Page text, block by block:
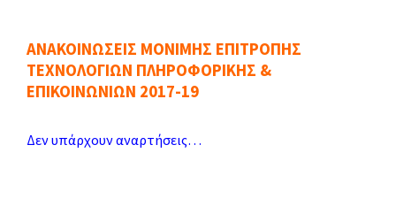
ΑΝΑΚΟΙΝΩΣΕΙΣ ΜΟΝΙΜΗΣ ΕΠΙΤΡΟΠΗΣ
ΤΕΧΝΟΛΟΓΙΩΝ ΠΛΗΡΟΦΟΡΙΚΗΣ &
ΕΠΙΚΟΙΝΩΝΙΩΝ 2017-19
Δεν υπάρχουν αναρτήσεις…